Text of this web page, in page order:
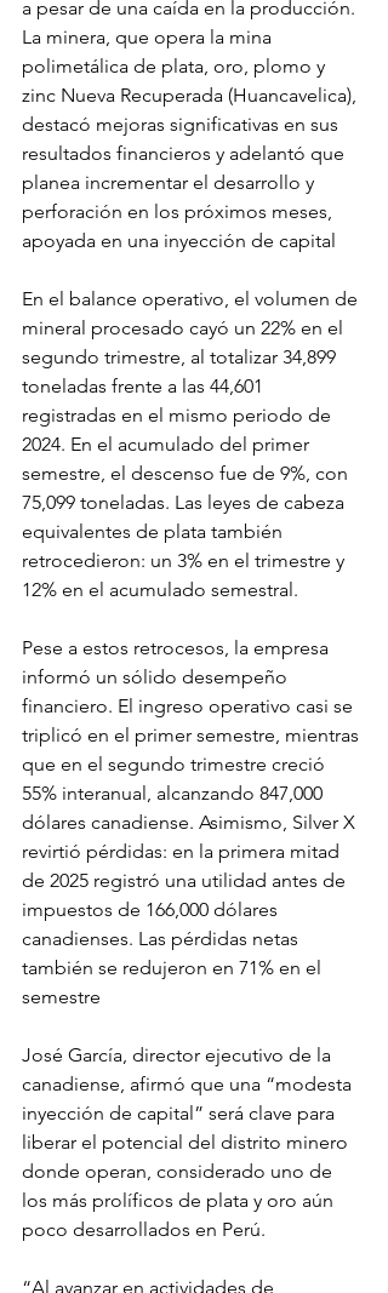
a pesar de una caída en la producción.
La minera, que opera la mina
polimetálica de plata, oro, plomo y
zinc Nueva Recuperada (Huancavelica),
destacó mejoras significativas en sus
resultados financieros y adelantó que
planea incrementar el desarrollo y
perforación en los próximos meses,
apoyada en una inyección de capital
En el balance operativo, el volumen de
mineral procesado cayó un 22% en el
segundo trimestre, al totalizar 34,899
toneladas frente a las 44,601
registradas en el mismo periodo de
2024. En el acumulado del primer
semestre, el descenso fue de 9%, con
75,099 toneladas. Las leyes de cabeza
equivalentes de plata también
retrocedieron: un 3% en el trimestre y
12% en el acumulado semestral.
Pese a estos retrocesos, la empresa
informó un sólido desempeño
financiero. El ingreso operativo casi se
triplicó en el primer semestre, mientras
que en el segundo trimestre creció
55% interanual, alcanzando 847,000
dólares canadiense. Asimismo, Silver X
revirtió pérdidas: en la primera mitad
de 2025 registró una utilidad antes de
impuestos de 166,000 dólares
canadienses. Las pérdidas netas
también se redujeron en 71% en el
semestre
José García, director ejecutivo de la
canadiense, afirmó que una “modesta
inyección de capital” será clave para
liberar el potencial del distrito minero
donde operan, considerado uno de
los más prolíficos de plata y oro aún
poco desarrollados en Perú.
“Al avanzar en actividades de